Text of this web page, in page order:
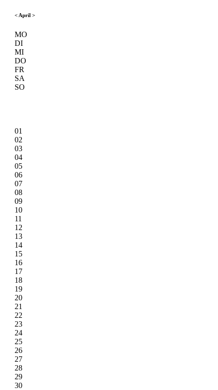
< April >
MO
DI
MI
DO
FR
SA
SO
01
02
03
04
05
06
07
08
09
10
11
12
13
14
15
16
17
18
19
20
21
22
23
24
25
26
27
28
29
30